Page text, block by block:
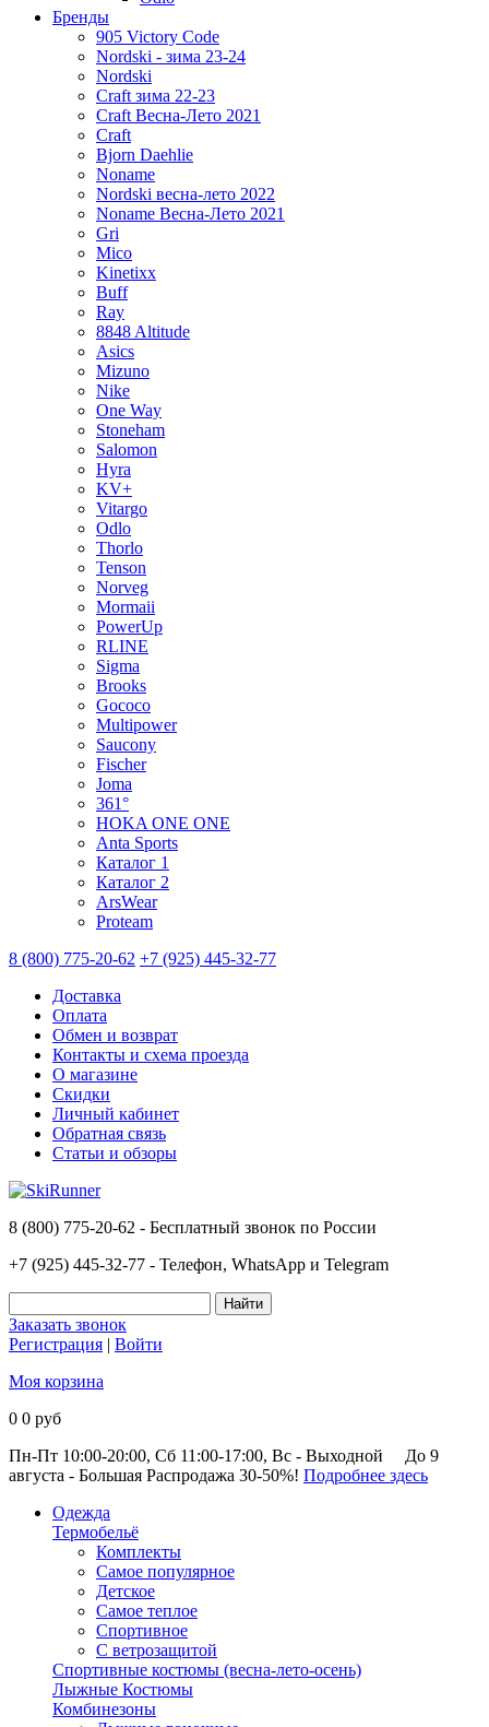
Бренды
905 Victory Code
Nordski - зима 23-24
Nordski
Craft зима 22-23
Craft Весна-Лето 2021
Craft
Bjorn Daehlie
Noname
Nordski весна-лето 2022
Noname Весна-Лето 2021
Gri
Mico
Kinetixx
Buff
Ray
8848 Altitude
Asics
Mizuno
Nike
One Way
Stoneham
Salomon
Hyra
KV+
Vitargo
Odlo
Thorlo
Tenson
Norveg
Mormaii
PowerUp
RLINE
Sigma
Brooks
Gococo
Multipower
Saucony
Fischer
Joma
361°
HOKA ONE ONE
Anta Sports
Каталог 1
Каталог 2
ArsWear
Proteam
8 (800) 775-20-62 +7 (925) 445-32-77
Доставка
Оплата
Обмен и возврат
Контакты и схема проезда
О магазине
Скидки
Личный кабинет
Обратная связь
Статьи и обзоры
8 (800) 775-20-62 - Бесплатный звонок по России
+7 (925) 445-32-77 - Телефон, WhatsApp и Telegram
Заказать звонок
Регистрация | Войти
Моя корзина
0 0 руб
Пн-Пт 10:00-20:00, Сб 11:00-17:00, Вс - Выходной
До 9
августа - Большая Распродажа 30-50%! Подробнее здесь
Одежда
Термобельё
Комплекты
Самое популярное
Детское
Самое теплое
Спортивное
С ветрозащитой
Спортивные костюмы (весна-лето-осень)
Лыжные Костюмы
Комбинезоны